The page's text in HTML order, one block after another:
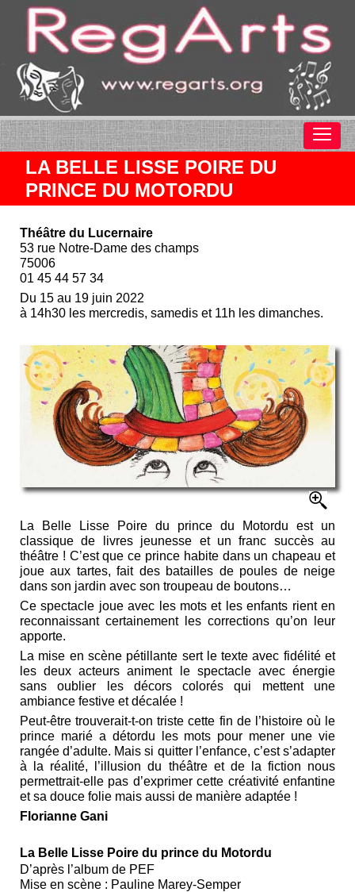
LA BELLE LISSE POIRE DU
PRINCE DU MOTORDU
Théâtre du Lucernaire
53 rue Notre-Dame des champs
75006
01 45 44 57 34
Du 15 au 19 juin 2022
à 14h30 les mercredis, samedis et 11h les dimanches.
La Belle Lisse Poire du prince du Motordu est un
classique de livres jeunesse et un franc succès au
théâtre ! C’est que ce prince habite dans un chapeau et
joue aux tartes, fait des batailles de poules de neige
dans son jardin avec son troupeau de boutons…
Ce spectacle joue avec les mots et les enfants rient en
reconnaissant certainement les corrections qu’on leur
apporte.
La mise en scène pétillante sert le texte avec fidélité et
les deux acteurs animent le spectacle avec énergie
sans oublier les décors colorés qui mettent une
ambiance festive et décalée !
Peut-être trouverait-t-on triste cette fin de l’histoire où le
prince marié a détordu les mots pour mener une vie
rangée d’adulte. Mais si quitter l’enfance, c’est s’adapter
à la réalité, l’illusion du théâtre et de la fiction nous
permettrait-elle pas d’exprimer cette créativité enfantine
et sa douce folie mais aussi de manière adaptée !
Florianne Gani
La Belle Lisse Poire du prince du Motordu
D’après l’album de PEF
Mise en scène : Pauline Marey-Semper